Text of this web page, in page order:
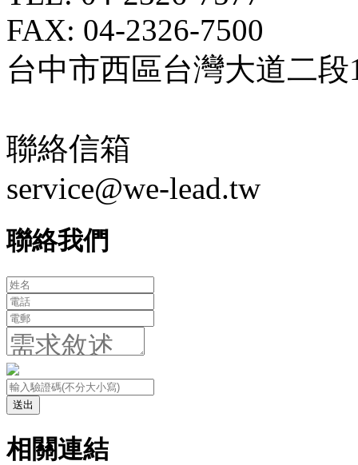
FAX: 04-2326-7500
台中市西區台灣大道二段
聯絡信箱
service@we-lead.tw
聯絡我們
送出
相關連結